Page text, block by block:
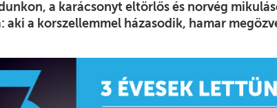
a karácsonyt eltörlős és norvég
aki a korszellemmel házasodik, hamar